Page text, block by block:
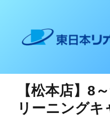
東日本リオン 補
【松本店】8
リーニングキ